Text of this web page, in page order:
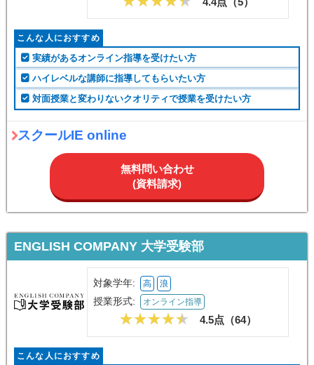
こんな人におすすめ
実績があるオンライン指導を受けたい方
ハイレベルな講師に指導してもらいたい方
対面授業と変わりないクオリティで授業を受けたい方
スクールIE online
無料問い合わせ
(資料請求)
ENGLISH COMPANY 大学受験部
対象学年: 高 浪
授業形式: オンライン指導
4.5点（64）
こんな人におすすめ